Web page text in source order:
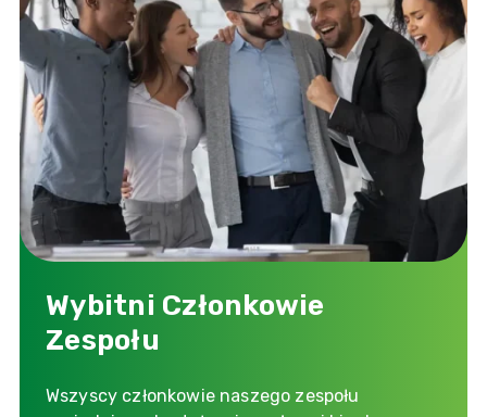
Wybitni Członkowie
Zespołu
Wszyscy członkowie naszego zespołu